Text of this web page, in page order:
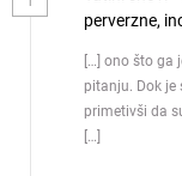
perverzne,
[…] ono što ga
pitanju. Dok je
primetivši da
[…]